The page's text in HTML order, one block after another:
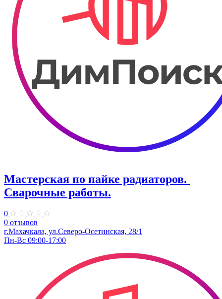
Мастерская по пайке радиаторов. ​
Сварочные работы.
0
0 отзывов
г.Махачкала, ​ул.Северо-Осетинская, 28/1
Пн-Вс 09:00-17:00